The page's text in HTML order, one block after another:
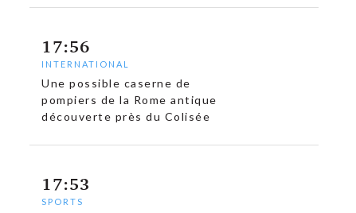
17:56
INTERNATIONAL
Une possible caserne de
pompiers de la Rome antique
découverte près du Colisée
17:53
SPORTS